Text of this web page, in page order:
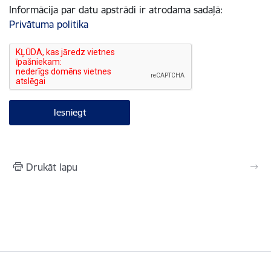
Informācija par datu apstrādi ir atrodama sadaļā:
Privātuma politika
Drukāt lapu